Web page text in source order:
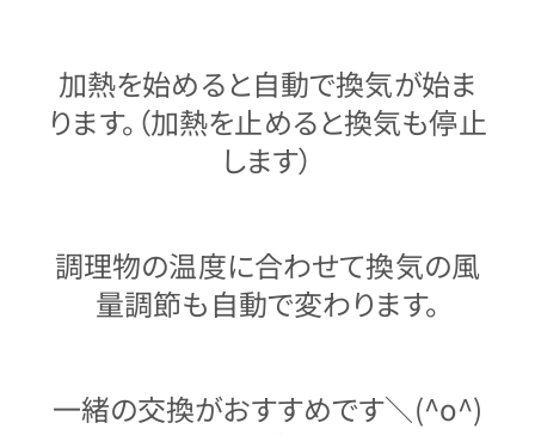
加熱を始めると自動で換気が始ま
ります。（加熱を止めると換気も停止
します）
調理物の温度に合わせて換気の風
量調節も自動で変わります。
一緒の交換がおすすめです＼(^o^)